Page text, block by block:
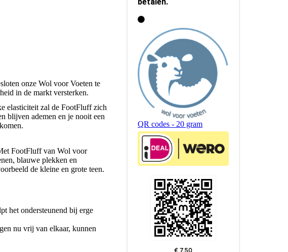
onze Wol voor Voeten te
in de markt versterken.
elasticiteit zal de FootFluff zich
blijven ademen en je nooit een
FootFluff van Wol voor
blauwe plekken en
de kleine en grote teen.
het ondersteunend bij erge
nu vrij van elkaar, kunnen
QR codes - 20 gram